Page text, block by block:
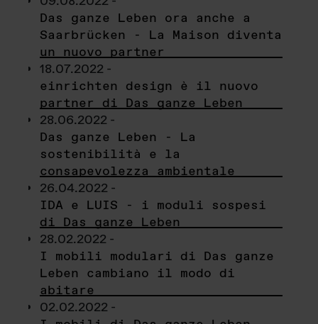
Das ganze Leben ora anche a
Saarbrücken - La Maison diventa
un nuovo partner
18.07.2022 -
einrichten design è il nuovo
partner di Das ganze Leben
28.06.2022 -
Das ganze Leben - La
sostenibilità e la
consapevolezza ambientale
26.04.2022 -
IDA e LUIS - i moduli sospesi
di Das ganze Leben
28.02.2022 -
I mobili modulari di Das ganze
Leben cambiano il modo di
abitare
02.02.2022 -